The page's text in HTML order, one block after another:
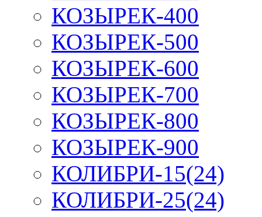
КОЗЫРЕК-400
КОЗЫРЕК-500
КОЗЫРЕК-600
КОЗЫРЕК-700
КОЗЫРЕК-800
КОЗЫРЕК-900
КОЛИБРИ-15(24)
КОЛИБРИ-25(24)